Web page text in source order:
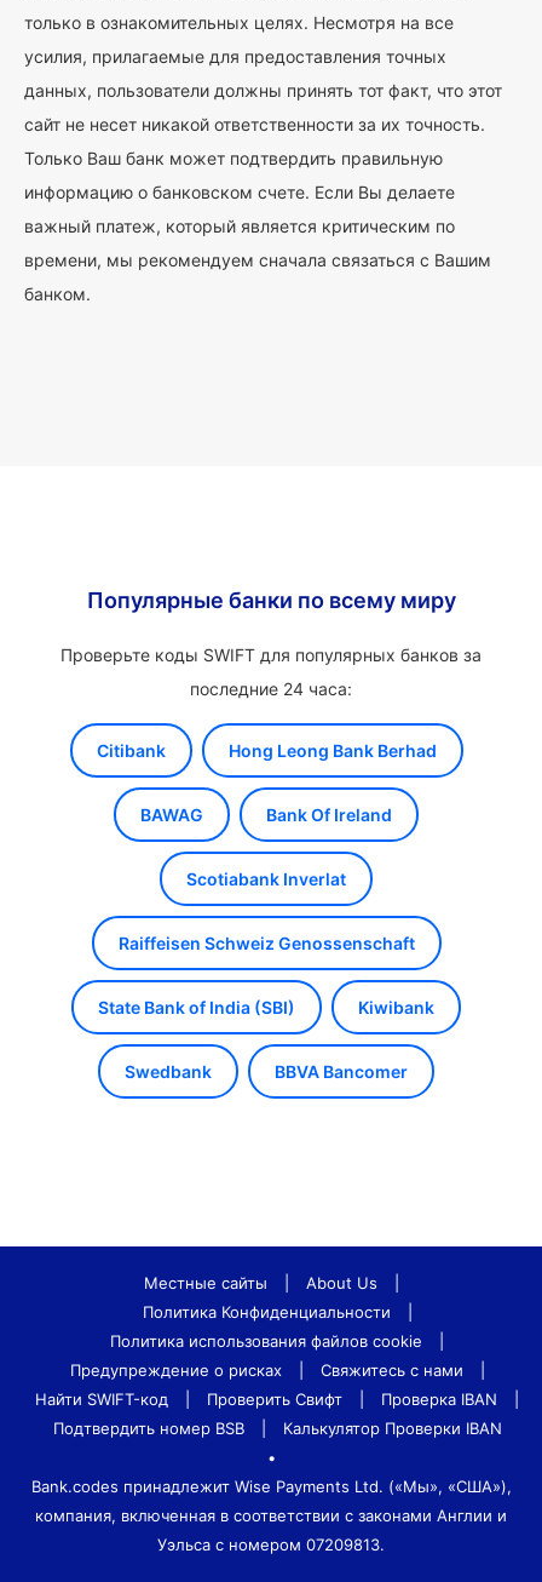
только в ознакомительных целях. Несмотря на все
усилия, прилагаемые для предоставления точных
данных, пользователи должны принять тот факт, что этот
сайт не несет никакой ответственности за их точность.
Только Ваш банк может подтвердить правильную
информацию о банковском счете. Если Вы делаете
важный платеж, который является критическим по
времени, мы рекомендуем сначала связаться с Вашим
банком.
Популярные банки по всему миру
Проверьте коды SWIFT для популярных банков за
последние 24 часа:
Citibank Hong Leong Bank Berhad
BAWAG Bank Of Ireland
Scotiabank Inverlat
Raiffeisen Schweiz Genossenschaft
State Bank of India (SBI) Kiwibank
Swedbank BBVA Bancomer
Местные сайты About Us
Политика Конфиденциальности
Политика использования файлов cookie
Предупреждение о рисках
Свяжитесь с нами
Найти SWIFT-код
Проверить Свифт Проверка IBAN
Подтвердить номер BSB
Калькулятор Проверки IBAN
•
Bank.codes принадлежит Wise Payments Ltd. («Мы», «США»),
компания, включенная в соответствии с законами Англии и
Уэльса с номером 07209813.